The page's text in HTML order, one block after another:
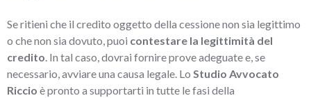
Se ritieni che il credito oggetto della cessione non sia legittimo
o che non sia dovuto, puoi contestare la legittimità del
credito. In tal caso, dovrai fornire prove adeguate e, se
necessario, avviare una causa legale. Lo Studio Avvocato
Riccio è pronto a supportarti in tutte le fasi della